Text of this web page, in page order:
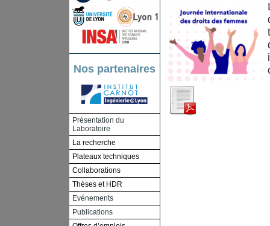
Nos partenaires
Présentation du
Laboratoire
La recherche
Plateaux techniques
Collaborations
Thèses et HDR
Evénements
Publications